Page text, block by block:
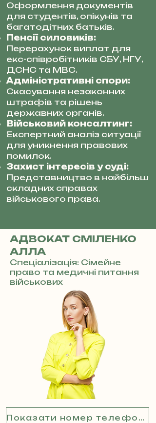
Оформлення документів
для студентів, опікунів та
багатодітних батьків.
Пенсії силовиків:
Перерахунок виплат для
екс-співробітників СБУ, НГУ,
ДСНС та МВС.
Адміністративні спори:
Скасування незаконних
штрафів та рішень
державних органів.
Військовий консалтинг:
Експертний аналіз ситуації
для уникнення правових
помилок.
Захист інтересів у суді:
Представництво в найбільш
складних справах
військового права.
АДВОКАТ СМІЛЕНКО
АЛЛА
Спеціалізація: Сімейне
право та медичні питання
військових
Показати номер телефону